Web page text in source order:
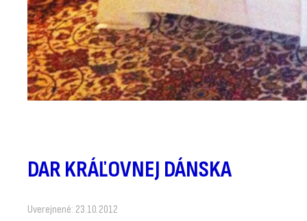
DAR KRÁĽOVNEJ DÁNSKA
Uverejnené: 23.10.2012